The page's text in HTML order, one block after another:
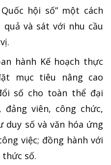
hội số” một cách
và sát với nhu cầu
hành Kế hoạch thực
mục tiêu nâng cao
số cho toàn thể đại
viên, công chức,
duy số và văn hóa ứng
việc; đồng hành với
số.